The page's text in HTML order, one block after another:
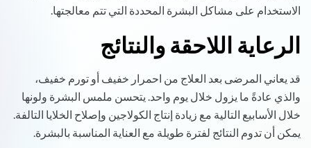
الاستخدام على مشاكل البشرة المحددة التي تتم معالجتها.
الرعاية اللاحقة والنتائج
قد يعاني المرضى بعد العلاج من احمرار خفيف أو تورم خفيف،
والذي عادةً ما يزول خلال يوم واحد. يتحسن ملمس البشرة ولونها
خلال الأسابيع التالية مع زيادة إنتاج الكولاجين وإصلاح الخلايا التالفة.
يمكن أن تدوم النتائج لفترة طويلة مع العناية المناسبة بالبشرة.